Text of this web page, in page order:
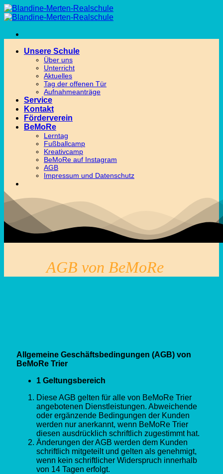
Zum
Inhalt
Unsere Schule
Über uns
Unterricht
Aktuelles
Tag der offenen Tür
Aufnahmeanträge
Service
Kontakt
Förderverein
BeMoRe
Lerntag
Fußballcamp
Kreativcamp
BeMoRe auf Instagram
AGB
Impressum und Datenschutz
AGB von BeMoRe
Allgemeine Geschäftsbedingungen (AGB) von
BeMoRe Trier
1 Geltungsbereich
Diese AGB gelten für alle von BeMoRe Trier
angebotenen Dienstleistungen. Abweichende
oder ergänzende Bedingungen der Kunden
werden nur anerkannt, wenn BeMoRe Trier
diesen ausdrücklich schriftlich zugestimmt hat.
Änderungen der AGB werden dem Kunden
schriftlich mitgeteilt und gelten als genehmigt,
wenn kein schriftlicher Widerspruch innerhalb
von 14 Tagen erfolgt.